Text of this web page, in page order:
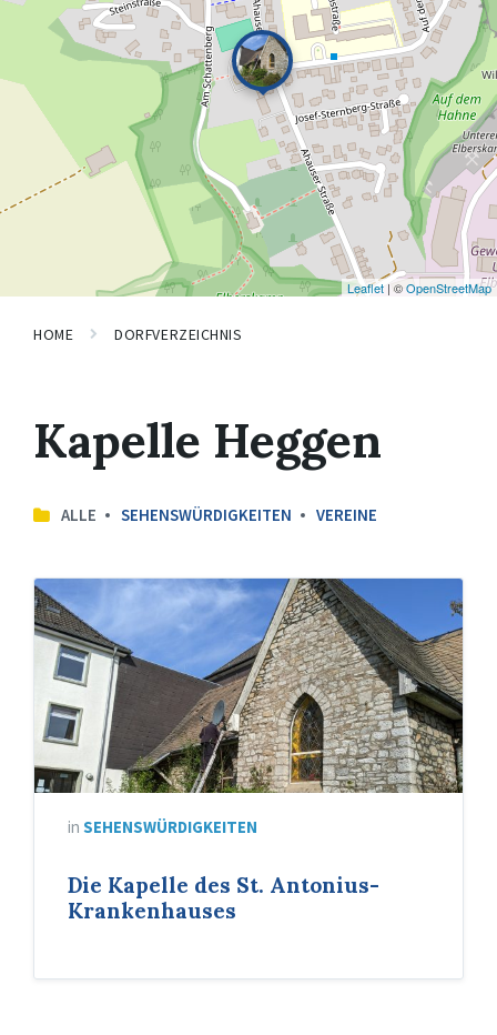
Leaflet | ©OpenStreetMap
HOME DORFVERZEICHNIS
Kapelle Heggen
ALLE SEHENSWÜRDIGKEITEN VEREINE
in SEHENSWÜRDIGKEITEN
Die Kapelle des St. Antonius-
Krankenhauses